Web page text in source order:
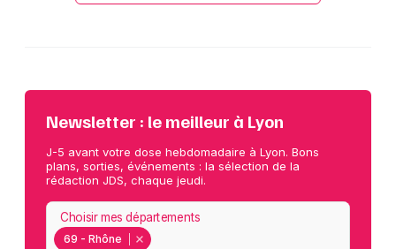
Newsletter : le meilleur à Lyon
J-5 avant votre dose hebdomadaire à Lyon. Bons
plans, sorties, événements : la sélection de la
rédaction JDS, chaque jeudi.
69 - Rhône
Choisir mes départements